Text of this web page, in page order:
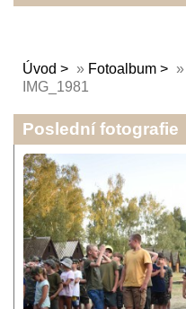
Úvod » Fotoalbum »
IMG_1981
Poslední fotografie